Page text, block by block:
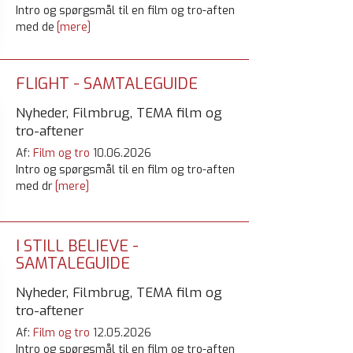
Intro og spørgsmål til en film og tro-aften
med de [mere]
FLIGHT - SAMTALEGUIDE
Nyheder, Filmbrug, TEMA film og
tro-aftener
Af: Film og tro 10.06.2026
Intro og spørgsmål til en film og tro-aften
med dr[mere]
I STILL BELIEVE -
SAMTALEGUIDE
Nyheder, Filmbrug, TEMA film og
tro-aftener
Af: Film og tro 12.05.2026
Intro og spørgsmål til en film og tro-aften